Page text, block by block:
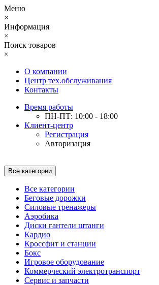
Меню
×
Информация
×
Поиск товаров
×
О компании
Центр тех.обслуживания
Контакты
Время работы
ПН-ПТ: 10:00 - 18:00
Клиент-центр
Регистрация
Авторизация
Все категории
Все категории
Беговые дорожки
Силовые тренажеры
Аэробика
Диски гантели штанги
Кардио
Кроссфит и станции
Бокс
Игровое оборудование
Коммерческий электротранспорт
Сервис и запчасти